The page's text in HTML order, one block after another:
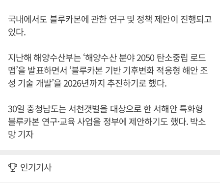
국내에서도 블루카본에 관한 연구 및 정책 제안이 진행되고
있다.
지난해 해양수산부는 ‘해양수산 분야 2050 탄소중립 로드
맵’을 발표하면서 ‘블루카본 기반 기후변화 적응형 해안 조
성 기술 개발’을 2026년까지 추진하기로 했다.
30일 충청남도는 서천갯벌을 대상으로 한 서해안 특화형
블루카본 연구·교육 사업을 정부에 제안하기도 했다. 박소
망 기자
인기기사